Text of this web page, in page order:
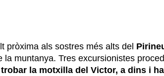
pròxima als sostres més alts del
la muntanya. Tres excursionistes
la motxilla del Victor, a dins i